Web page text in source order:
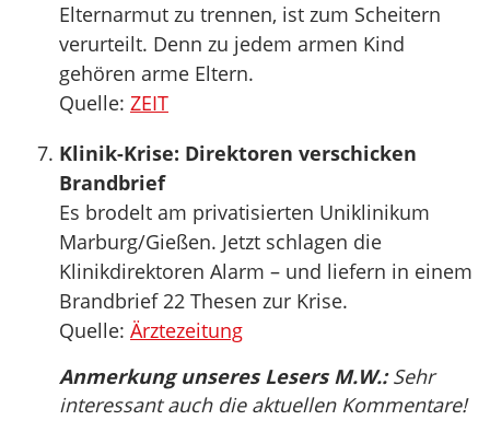
Elternarmut zu trennen, ist zum Scheitern
verurteilt. Denn zu jedem armen Kind
gehören arme Eltern.
Quelle: ZEIT
Klinik-Krise: Direktoren verschicken
Brandbrief
Es brodelt am privatisierten Uniklinikum
Marburg/Gießen. Jetzt schlagen die
Klinikdirektoren Alarm – und liefern in einem
Brandbrief 22 Thesen zur Krise.
Quelle: Ärztezeitung
Anmerkung unseres Lesers M.W.:Sehr
interessant auch die aktuellen Kommentare!